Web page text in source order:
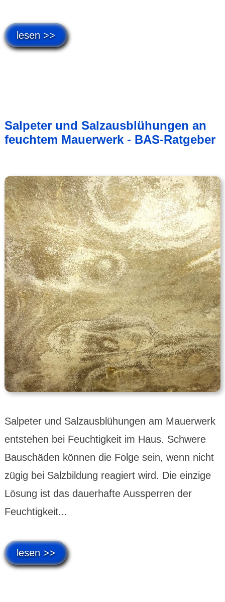
lesen >>
Salpeter und Salzausblühungen an
feuchtem Mauerwerk - BAS-Ratgeber
Salpeter und Salzausblühungen am Mauerwerk
entstehen bei Feuchtigkeit im Haus. Schwere
Bauschäden können die Folge sein, wenn nicht
zügig bei Salzbildung reagiert wird. Die einzige
Lösung ist das dauerhafte Aussperren der
Feuchtigkeit...
lesen >>